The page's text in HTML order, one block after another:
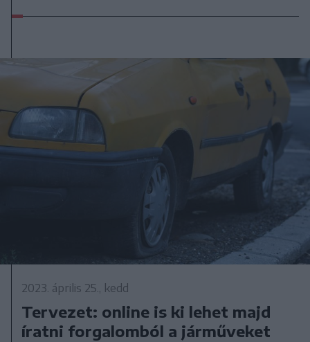
2023. április 25., kedd
Tervezet: online is ki lehet majd
íratni forgalomból a járműveket